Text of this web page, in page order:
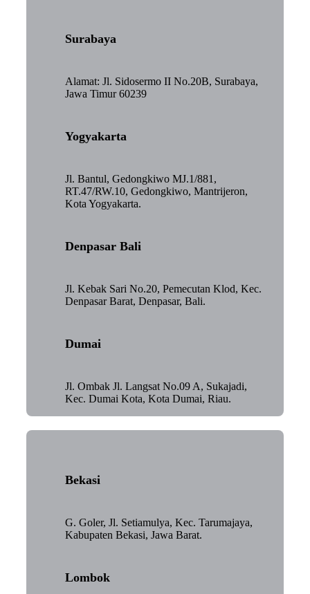
Surabaya
Alamat: Jl. Sidosermo II No.20B, Surabaya,
Jawa Timur 60239
Yogyakarta
Jl. Bantul, Gedongkiwo MJ.1/881,
RT.47/RW.10, Gedongkiwo, Mantrijeron,
Kota Yogyakarta.
Denpasar Bali
Jl. Kebak Sari No.20, Pemecutan Klod, Kec.
Denpasar Barat, Denpasar, Bali.
Dumai
Jl. Ombak Jl. Langsat No.09 A, Sukajadi,
Kec. Dumai Kota, Kota Dumai, Riau.
Bekasi
G. Goler, Jl. Setiamulya, Kec. Tarumajaya,
Kabupaten Bekasi, Jawa Barat.
Lombok